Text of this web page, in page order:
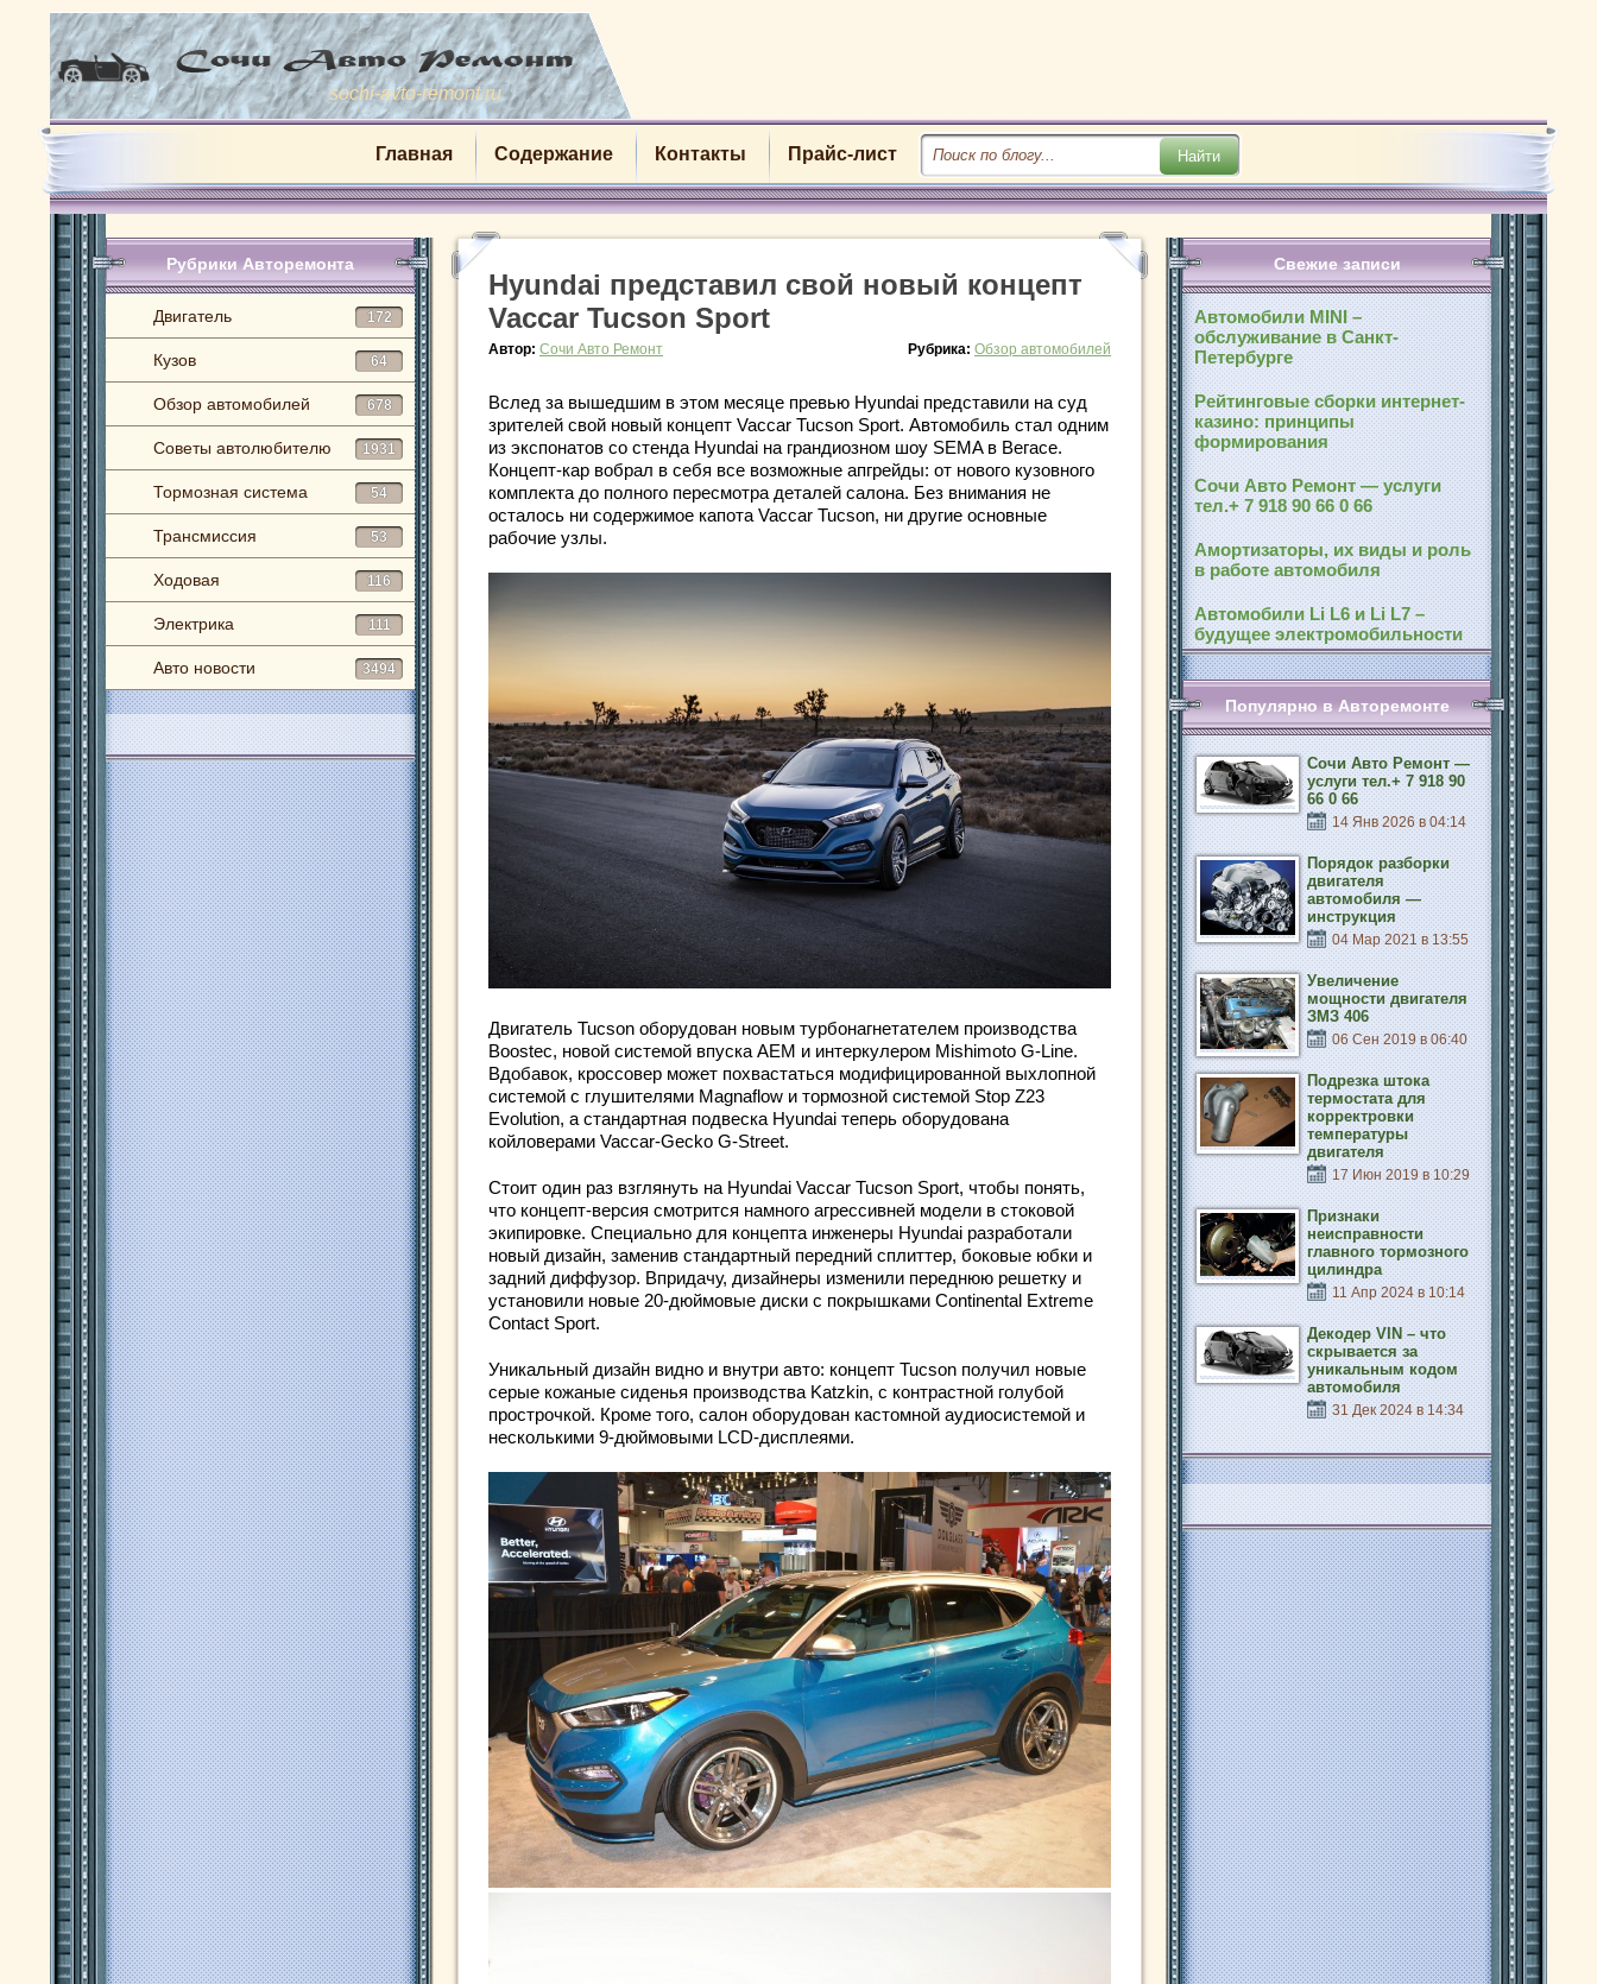
sochi-avto-remont.ru
Главная Содержание Контакты Прайс-лист
Рубрики Авторемонта
Двигатель 172
Кузов 64
Обзор автомобилей 678
Советы автолюбителю 1931
Тормозная система 54
Трансмиссия 53
Ходовая 116
Электрика 111
Авто новости 3494
Hyundai представил свой новый концепт
Vaccar Tucson Sport
Автор: Сочи Авто Ремонт Рубрика: Обзор автомобилей
Вслед за вышедшим в этом месяце превью Hyundai представили на суд
зрителей свой новый концепт Vaccar Tucson Sport. Автомобиль стал одним
из экспонатов со стенда Hyundai на грандиозном шоу SEMA в Вегасе.
Концепт-кар вобрал в себя все возможные апгрейды: от нового кузовного
комплекта до полного пересмотра деталей салона. Без внимания не
осталось ни содержимое капота Vaccar Tucson, ни другие основные
рабочие узлы.
Двигатель Tucson оборудован новым турбонагнетателем производства
Boostec, новой системой впуска AEM и интеркулером Mishimoto G-Line.
Вдобавок, кроссовер может похвастаться модифицированной выхлопной
системой с глушителями Magnaflow и тормозной системой Stop Z23
Evolution, а стандартная подвеска Hyundai теперь оборудована
койловерами Vaccar-Gecko G-Street.
Стоит один раз взглянуть на Hyundai Vaccar Tucson Sport, чтобы понять,
что концепт-версия смотрится намного агрессивней модели в стоковой
экипировке. Специально для концепта инженеры Hyundai разработали
новый дизайн, заменив стандартный передний сплиттер, боковые юбки и
задний диффузор. Впридачу, дизайнеры изменили переднюю решетку и
установили новые 20-дюймовые диски с покрышками Continental Extreme
Contact Sport.
Уникальный дизайн видно и внутри авто: концепт Tucson получил новые
серые кожаные сиденья производства Katzkin, с контрастной голубой
прострочкой. Кроме того, салон оборудован кастомной аудиосистемой и
несколькими 9-дюймовыми LCD-дисплеями.
Свежие записи
Автомобили MINI –
обслуживание в Санкт-
Петербурге
Рейтинговые сборки интернет-
казино: принципы
формирования
Сочи Авто Ремонт — услуги
тел.+ 7 918 90 66 0 66
Амортизаторы, их виды и роль
в работе автомобиля
Автомобили Li L6 и Li L7 –
будущее электромобильности
Популярно в Авторемонте
Сочи Авто Ремонт —
услуги тел.+ 7 918 90
66 0 66
14 Янв 2026 в 04:14
Порядок разборки
двигателя
автомобиля —
инструкция
04 Мар 2021 в 13:55
Увеличение
мощности двигателя
ЗМЗ 406
06 Сен 2019 в 06:40
Подрезка штока
термостата для
корректровки
температуры
двигателя
17 Июн 2019 в 10:29
Признаки
неисправности
главного тормозного
цилиндра
11 Апр 2024 в 10:14
Декодер VIN – что
скрывается за
уникальным кодом
автомобиля
31 Дек 2024 в 14:34